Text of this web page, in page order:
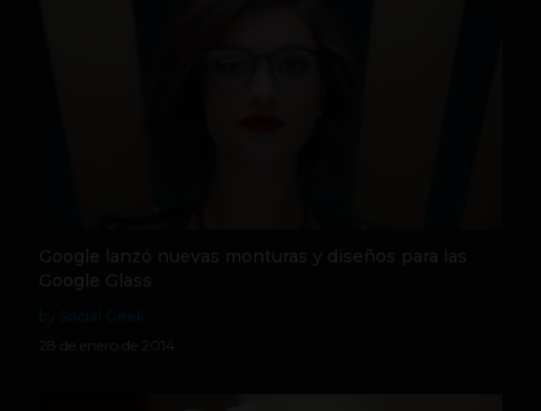
Google lanzó nuevas monturas y diseños para las
Google Glass
28 de enero de 2014